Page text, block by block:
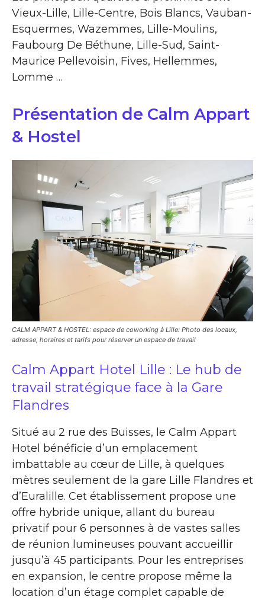
Vieux-Lille, Lille-Centre, Bois Blancs, Vauban-
Esquermes, Wazemmes, Lille-Moulins,
Faubourg De Béthune, Lille-Sud, Saint-
Maurice Pellevoisin, Fives, Hellemmes,
Lomme …
Présentation de Calm Appart
& Hostel
CALM APPART & HOSTEL: espace de coworking à Lille: Photo des locaux,
adresse, horaires et tarifs pour réserver un espace de travail
Calm Appart Hotel Lille : Le hub de
travail stratégique face à la Gare
Flandres
Situé au 2 rue des Buisses, le Calm Appart
Hotel bénéficie d’un emplacement
imbattable au cœur de Lille, à quelques
mètres seulement de la gare Lille Flandres et
d’Euralille. Cet établissement propose une
offre hybride unique, allant du bureau
privatif pour 6 personnes à de vastes salles
de réunion lumineuses pouvant accueillir
jusqu’à 45 participants. Pour les entreprises
en expansion, le centre propose même la
location d’un étage complet capable de